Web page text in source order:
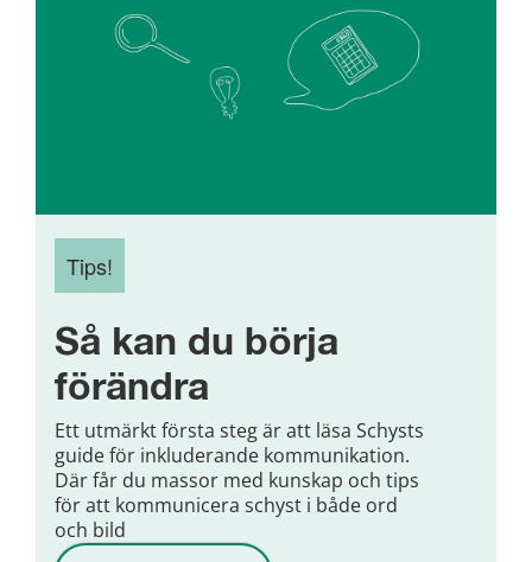
Tips!
Så kan du börja
förändra
Ett utmärkt första steg är att läsa Schysts
guide för inkluderande kommunikation.
Där får du massor med kunskap och tips
för att kommunicera schyst i både ord
och bild